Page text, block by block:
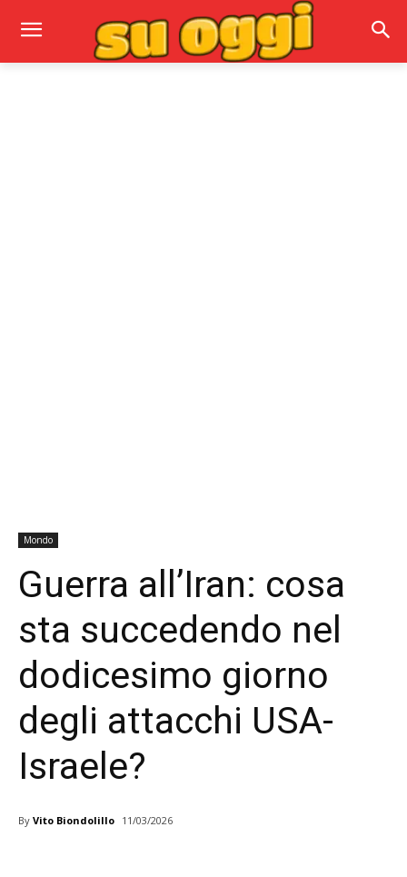
Mondo
Guerra all’Iran: cosa
sta succedendo nel
dodicesimo giorno
degli attacchi USA-
Israele?
By Vito Biondolillo 11/03/2026